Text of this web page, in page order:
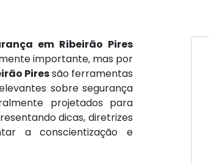
em Ribeirão Pires
importante, mas por
Piressão ferramentas
sobre segurança
projetados para
dicas, diretrizes
a conscientização e